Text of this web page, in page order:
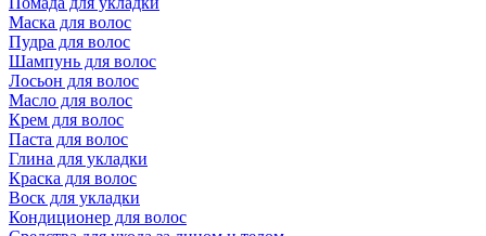
Маска для волос
Пудра для волос
Шампунь для волос
Лосьон для волос
Масло для волос
Крем для волос
Паста для волос
Глина для укладки
Краска для волос
Воск для укладки
Кондиционер для волос